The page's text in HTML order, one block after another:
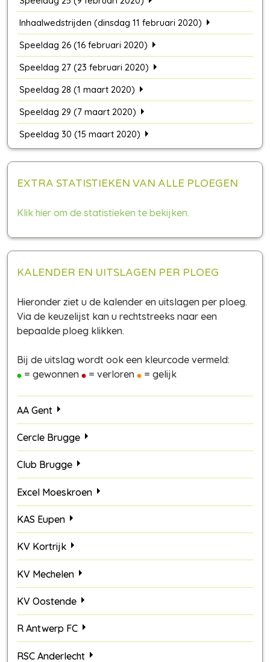
Inhaalwedstrijden (dinsdag 11 februari 2020)
Speeldag 26 (16 februari 2020)
Speeldag 27 (23 februari 2020)
Speeldag 28 (1 maart 2020)
Speeldag 29 (7 maart 2020)
Speeldag 30 (15 maart 2020)
EXTRA STATISTIEKEN VAN ALLE PLOEGEN
Klik hier om de statistieken te bekijken.
KALENDER EN UITSLAGEN PER PLOEG
Hieronder ziet u de kalender en uitslagen per ploeg.
Via de keuzelijst kan u rechtstreeks naar een
bepaalde ploeg klikken.
Bij de uitslag wordt ook een kleurcode vermeld:
= gewonnen
= verloren = gelijk
AA Gent
Cercle Brugge
Club Brugge
Excel Moeskroen
KAS Eupen
KV Kortrijk
KV Mechelen
KV Oostende
R Antwerp FC
RSC Anderlecht